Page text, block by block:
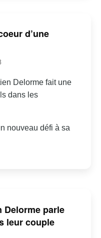
d’une
Delorme fait une
dans les
nouveau défi à sa
Delorme parle
leur couple